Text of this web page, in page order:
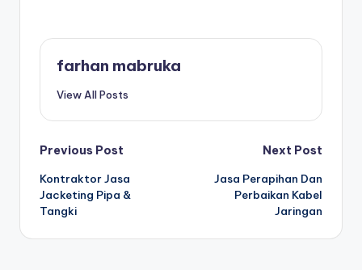
farhan mabruka
View All Posts
Post
navigation
Previous Post
Kontraktor Jasa
Jacketing Pipa &
Tangki
Next Post
Jasa Perapihan Dan
Perbaikan Kabel
Jaringan